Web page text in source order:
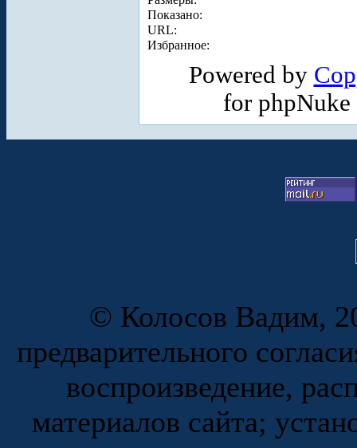
Показано:
URL:
Избранное:
Powered by
for
© Колосов Вадим,
предварительного
воспроизведение,
материалов сайта;